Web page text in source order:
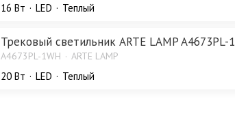
16 Bт LED Теплый
Трековый светильник ARTE LAMP A4673PL-
A4673PL-1WH ARTE LAMP
20 Bт LED Теплый